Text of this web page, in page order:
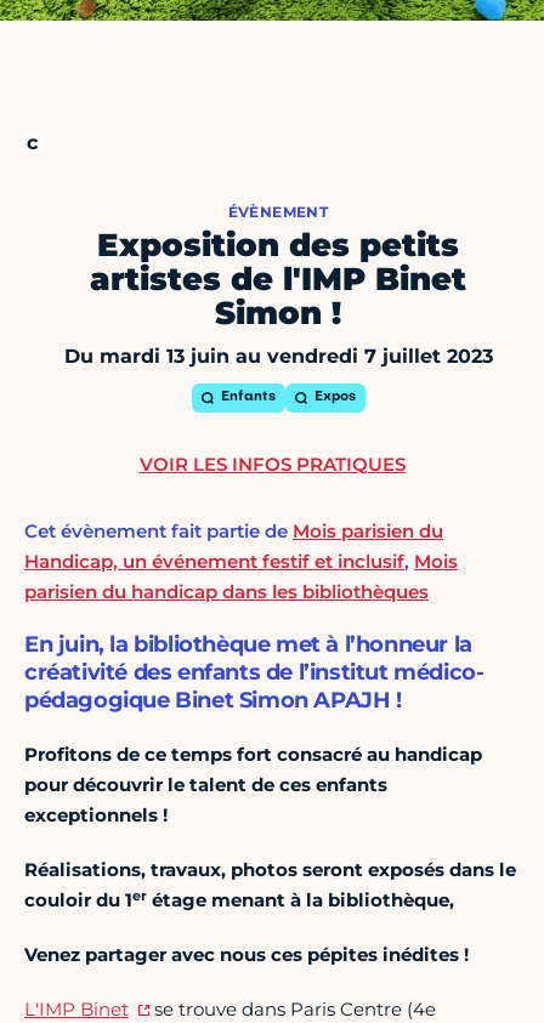
ÉVÈNEMENT
Exposition des petits
artistes de l'IMP Binet
Simon !
Du mardi 13 juin au vendredi 7 juillet 2023
Enfants Expos
Cet évènement fait partie de Mois parisien du
Handicap, un événement festif et inclusif, Mois
parisien du handicap dans les bibliothèques
En juin, la bibliothèque met à l’honneur la
créativité des enfants de l’institut médico-
pédagogique Binet Simon APAJH !
Profitons de ce temps fort consacré au handicap
pour découvrir le talent de ces enfants
exceptionnels !
Réalisations, travaux, photos seront exposés dans le
couloir du 1er étage menant à la bibliothèque,
Venez partager avec nous ces pépites inédites !
L'IMP Binet
se trouve dans Paris Centre (4e
VOIR LES INFOS PRATIQUES